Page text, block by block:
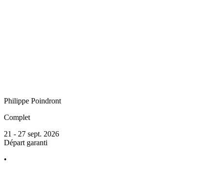
Philippe Poindront
Complet
21 - 27 sept. 2026
Départ garanti
•